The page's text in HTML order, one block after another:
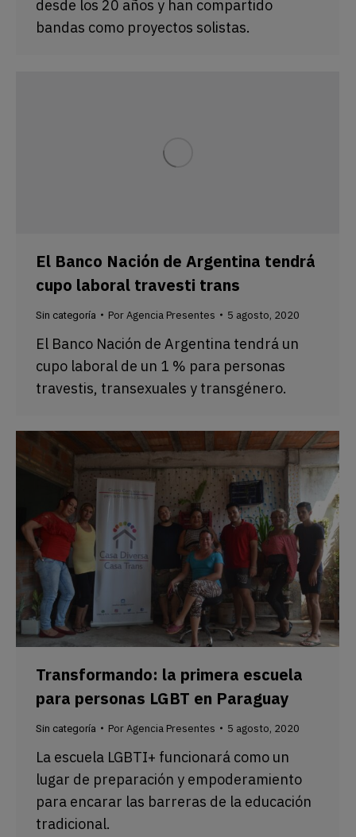
desde los 20 años y han compartido
bandas como proyectos solistas.
El Banco Nación de Argentina tendrá
cupo laboral travesti trans
Sin categoría PorAgencia Presentes 5 agosto, 2020
El Banco Nación de Argentina tendrá un
cupo laboral de un 1 % para personas
travestis, transexuales y transgénero.
Transformando: la primera escuela
para personas LGBT en Paraguay
Sin categoría PorAgencia Presentes 5 agosto, 2020
La escuela LGBTI+ funcionará como un
lugar de preparación y empoderamiento
para encarar las barreras de la educación
tradicional.